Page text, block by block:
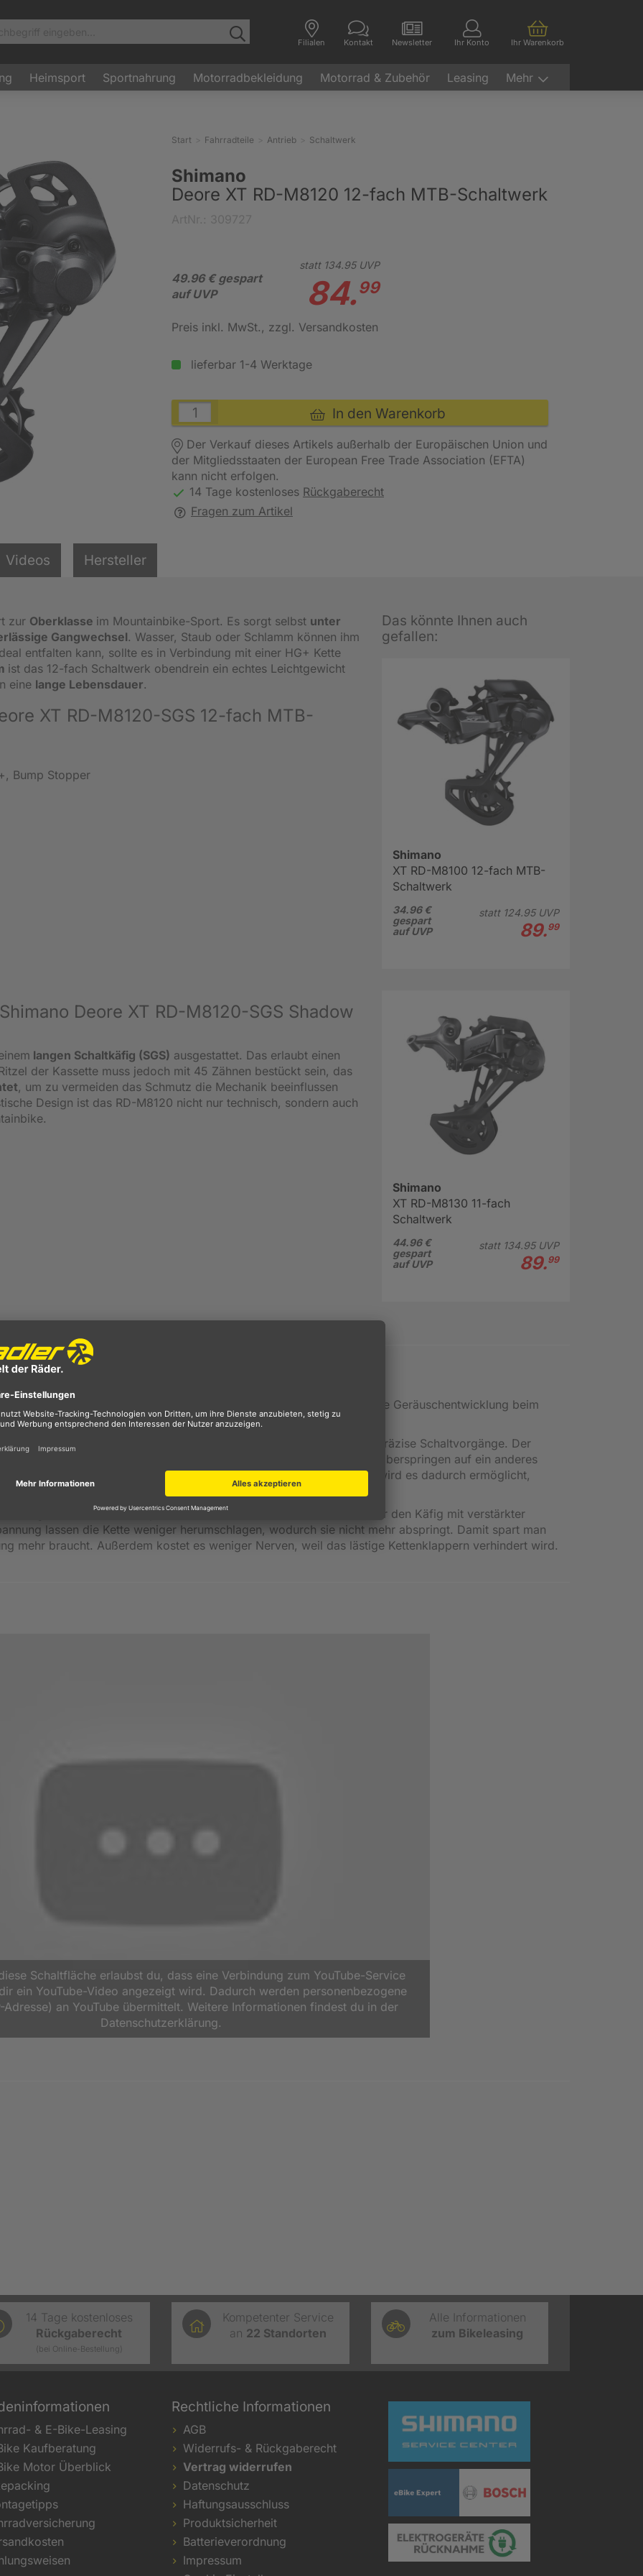
Filialen Kontakt Newsletter Ihr Konto Ihr Warenkorb
Heimsport Sportnahrung Motorradbekleidung Motorrad & Zubehör Leasing Mehr
Start Fahrradteile Antrieb Schaltwerk
Shimano
Deore XT RD-M8120 12-fach MTB-Schaltwerk
49.96 € gespart
auf UVP
statt 134.95UVP
84.99
Preis inkl. MwSt., zzgl. Versandkosten
lieferbar 1-4 Werktage
In den Warenkorb
Der Verkauf dieses Artikels außerhalb der Europäischen Union und
der Mitgliedsstaaten der European Free Trade Association (EFTA)
kann nicht erfolgen.
14 Tage kostenloses Rückgaberecht
Fragen zum Artikel
Videos Hersteller
zur Oberklasse im Mountainbike-Sport. Es sorgt selbst unter
Gangwechsel. Wasser, Staub oder Schlamm können ihm
entfalten kann, sollte es in Verbindung mit einer HG+ Kette
ist das 12-fach Schaltwerk obendrein ein echtes Leichtgewicht
eine lange Lebensdauer.
XT RD-M8120-SGS 12-fach MTB-
Bump Stopper
Deore XT RD-M8120-SGS Shadow
langen Schaltkäfig (SGS) ausgestattet. Das erlaubt einen
der Kassette muss jedoch mit 45 Zähnen bestückt sein, das
, um zu vermeiden das Schmutz die Mechanik beeinflussen
Design ist das RD-M8120 nicht nur technisch, sondern auch
Das könnte Ihnen auch
gefallen:
Shimano
XT RD-M8100 12-fach MTB-
Schaltwerk
34.96 €
gespart
auf UVP
statt 124.95UVP
89.99
Shimano
XT RD-M8130 11-fach
Schaltwerk
44.96 €
gespart
auf UVP
statt 134.95UVP
89.99
verringert auf holprigen Pisten das Klappern der Kette und die Geräuschentwicklung beim
dem Fahrer, auch während die Kette belastet wird, schnelle und präzise Schaltvorgänge. Der
Kassette mit einem speziellen Profil versieht, welches der Kette das Überspringen auf ein anderes
die Kette den festen Griff auf die Kassette nicht verliert. Zudem wird es dadurch ermöglicht,
oder unten zu schalten.
die Kette auf Knopfdruck. Ein Stabilisator am Schaltwerk, der den Käfig mit verstärkter
lassen die Kette weniger herumschlagen, wodurch sie nicht mehr abspringt. Damit spart man
mehr braucht. Außerdem kostet es weniger Nerven, weil das lästige Kettenklappern verhindert wird.
Schaltfläche erlaubst du, dass eine Verbindung zum YouTube-Service
ein YouTube-Video angezeigt wird. Dadurch werden personenbezogene
Adresse) an YouTube übermittelt. Weitere Informationen findest du in der
Datenschutzerklärung.
14 Tage kostenloses
Rückgaberecht
(bei Online-Bestellung)
Kompetenter Service
an 22 Standorten
Alle Informationen
zum Bikeleasing
& E-Bike-Leasing
Kaufberatung
Motor Überblick
Rechtliche Informationen
AGB
Widerrufs- & Rückgaberecht
Vertrag widerrufen
Datenschutz
Haftungsausschluss
Produktsicherheit
Batterieverordnung
Impressum